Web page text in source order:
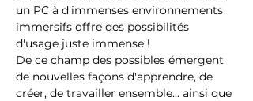
un PC à d'immenses environnements
immersifs offre des possibilités
d'usage juste immense !
De ce champ des possibles émergent
de nouvelles façons d'apprendre, de
créer, de travailler ensemble... ainsi que